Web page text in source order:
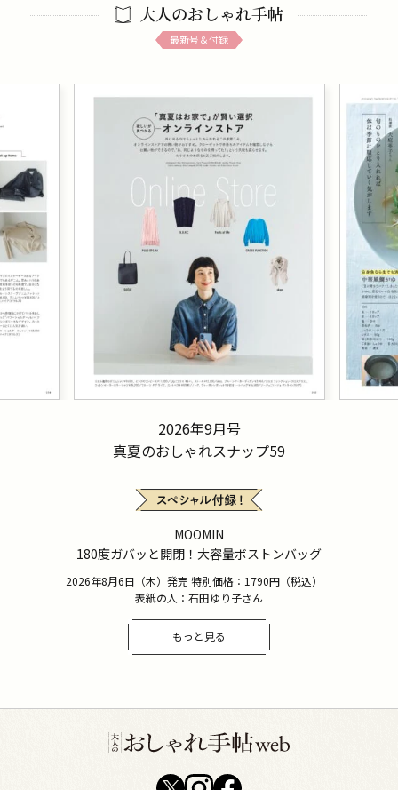
大人のおしゃれ手帖
最新号＆付録
2026年9月号
真夏のおしゃれスナップ59
MOOMIN
180度ガバッと開閉！大容量ボストンバッグ
2026年8月6日（木）発売 特別価格：1790円（税込）
表紙の人：石田ゆり子さん
もっと見る